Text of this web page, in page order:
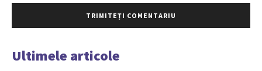
Ultimele articole